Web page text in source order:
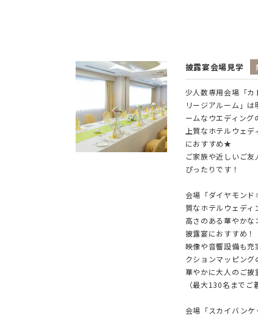
披露宴会場見学
少人数専用会場「
リージアルーム」
ームなウエディン
上質なホテルウェ
におすすめ★
ご家族や近しいご
ぴったりです！
会場「ダイヤモンド
質なホテルウェディ
高さのある華やかな
披露宴におすすめ！
映像や音響設備も充
クションマッピン
華やかに大人のご披
（最大130名までご
会場「スカイバン